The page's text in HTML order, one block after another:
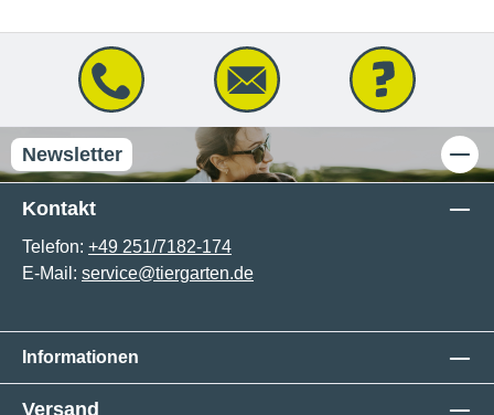
Newsletter
Kontakt
Telefon: +49 251/7182-174
E-Mail: service@tiergarten.de
Informationen
Versand